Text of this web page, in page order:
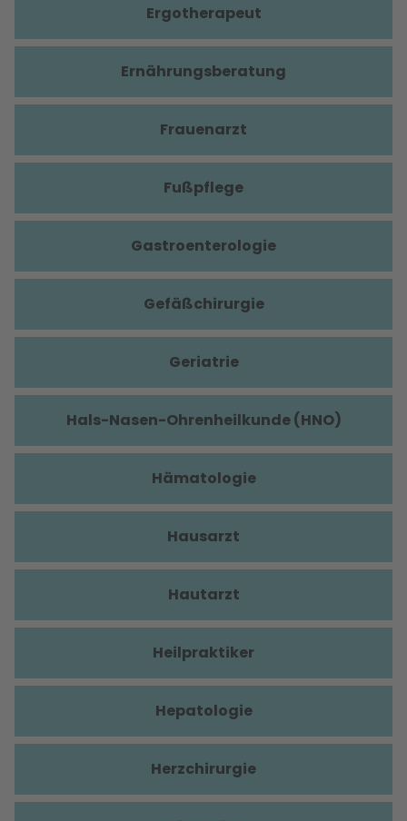
Ergotherapeut
Ernährungsberatung
Frauenarzt
Fußpflege
Gastroenterologie
Gefäßchirurgie
Geriatrie
Hals-Nasen-Ohrenheilkunde (HNO)
Hämatologie
Hausarzt
Hautarzt
Heilpraktiker
Hepatologie
Herzchirurgie